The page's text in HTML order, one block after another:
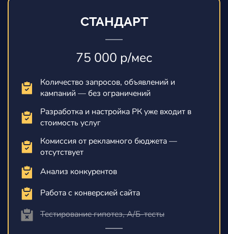
СТАНДАРТ
75 000 р/мес
Количество запросов, объявлений и
кампаний — без ограничений
Разработка и настройка РК уже входит в
стоимость услуг
Комиссия от рекламного бюджета —
отсутствует
Анализ конкурентов
Работа с конверсией сайта
Тестирование гипотез, А/Б-тесты